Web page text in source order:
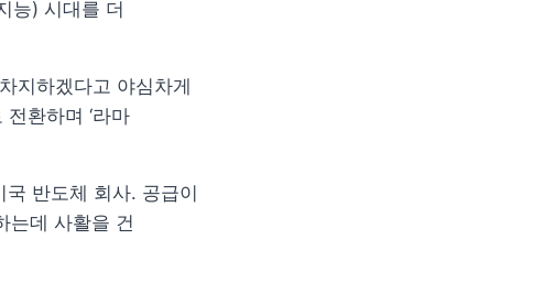
능) 시대를 더
지하겠다고 야심차게
환하며 ‘라마
반도체 회사. 공급이
는데 사활을 건